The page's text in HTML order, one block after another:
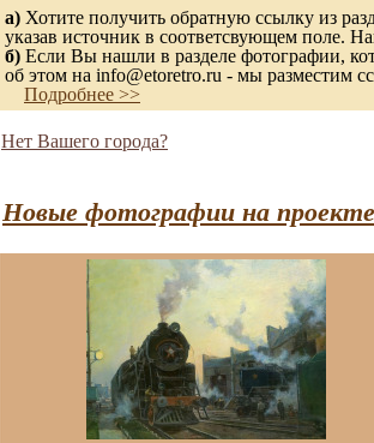
а) Хотите получить обратную ссылку из
указав источник в соответсвующем поле.
б) Если Вы нашли в разделе фотографии,
об этом на info@etoretro.ru - мы разместим
Подробнее >>
Нет Вашего города?
Новые фотографии на